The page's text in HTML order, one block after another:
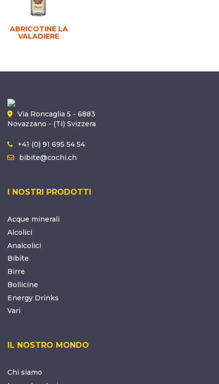
ABRICOTINE LA
VALADIERE
Via Roncaglia 5 - 6883
Novazzano - (TI) Svizzera
+41 (0) 91 695 54 54
bibite@cochi.ch
I NOSTRI PRODOTTI
Acque minerali
Alcolici
Analcolici
Bibite
Birre
Bollicine
Energy Drinks
Vari
IL NOSTRO MONDO
Chi siamo